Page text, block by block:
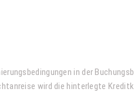
in der
wird die hinterlegte